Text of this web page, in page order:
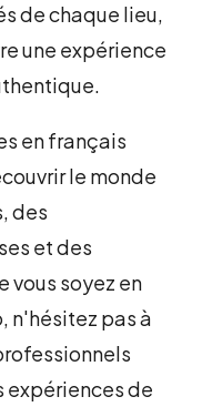
de chaque lieu,
une expérience
en français
le monde
des
et des
vous soyez en
n'hésitez pas à
expériences de